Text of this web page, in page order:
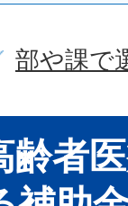
部や課で
齢者